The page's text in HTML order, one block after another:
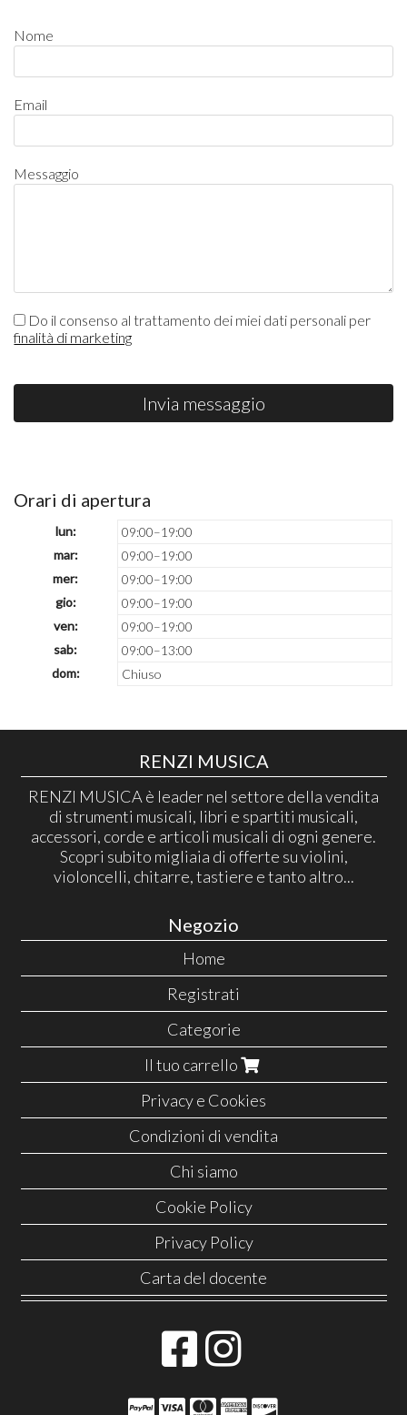
Nome
Email
Messaggio
Do il consenso al trattamento dei miei dati personali per
finalità di marketing
Invia messaggio
Orari di apertura
lun:
09:00–19:00
mar:
09:00–19:00
mer:
09:00–19:00
gio:
09:00–19:00
ven:
09:00–19:00
sab:
09:00–13:00
dom:
Chiuso
RENZI MUSICA
RENZI MUSICA è leader nel settore della vendita
di strumenti musicali, libri e spartiti musicali,
accessori, corde e articoli musicali di ogni genere.
Scopri subito migliaia di offerte su violini,
violoncelli, chitarre, tastiere e tanto altro...
Negozio
Home
Registrati
Categorie
Il tuo carrello
Privacy e Cookies
Condizioni di vendita
Chi siamo
Cookie Policy
Privacy Policy
Carta del docente